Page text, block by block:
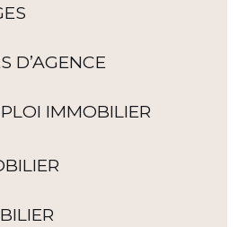
D’AGENCE
IMMOBILIER